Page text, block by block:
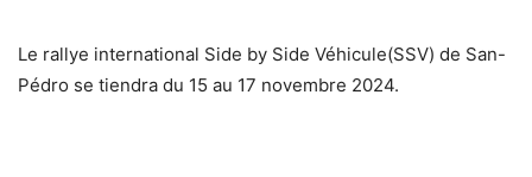
Le rallye international Side by Side Véhicule(SSV) de San-
Pédro se tiendra du 15 au 17 novembre 2024.